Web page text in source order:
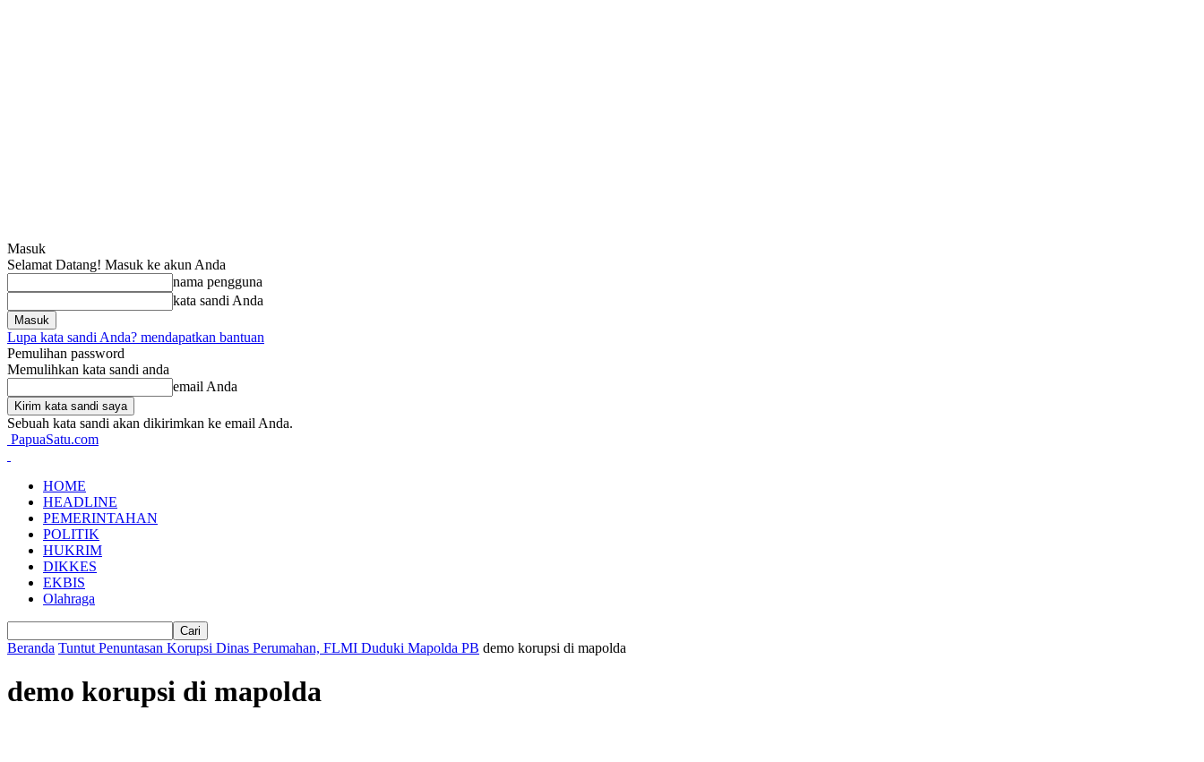
Masuk
Selamat Datang! Masuk ke akun Anda
nama pengguna
kata sandi Anda
Lupa kata sandi Anda? mendapatkan bantuan
Pemulihan password
Memulihkan kata sandi anda
email Anda
Sebuah kata sandi akan dikirimkan ke email Anda.
PapuaSatu.com
HOME
HEADLINE
PEMERINTAHAN
POLITIK
HUKRIM
DIKKES
EKBIS
Olahraga
Beranda Tuntut Penuntasan Korupsi Dinas Perumahan, FLMI Duduki Mapolda PB demo korupsi di mapolda
demo korupsi di mapolda